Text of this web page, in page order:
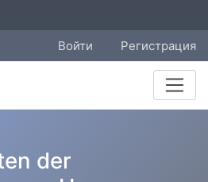
Войти Регистрация
der